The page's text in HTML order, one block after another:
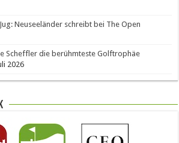
Neuseeländer schreibt bei The Open
Scheffler die berühmteste Golftrophäe
2026